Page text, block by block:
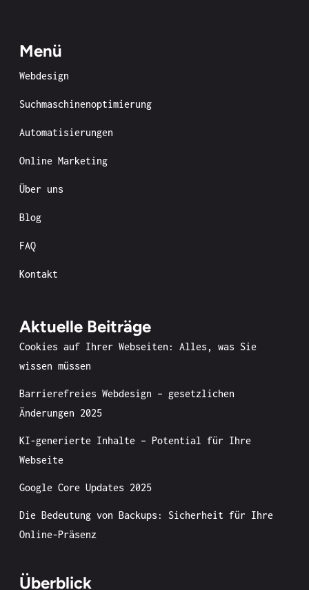
Menü
Webdesign
Suchmaschinenoptimierung
Automatisierungen
Online Marketing
Über uns
Blog
FAQ
Kontakt
Aktuelle Beiträge
Cookies auf Ihrer Webseiten: Alles, was Sie
wissen müssen
Barrierefreies Webdesign – gesetzlichen
Änderungen 2025
KI-generierte Inhalte – Potential für Ihre
Webseite
Google Core Updates 2025
Die Bedeutung von Backups: Sicherheit für Ihre
Online-Präsenz
Überblick